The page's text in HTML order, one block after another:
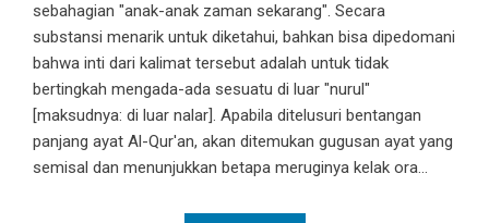
sebahagian "anak-anak zaman sekarang". Secara
substansi menarik untuk diketahui, bahkan bisa dipedomani
bahwa inti dari kalimat tersebut adalah untuk tidak
bertingkah mengada-ada sesuatu di luar "nurul"
[maksudnya: di luar nalar]. Apabila ditelusuri bentangan
panjang ayat Al-Qur'an, akan ditemukan gugusan ayat yang
semisal dan menunjukkan betapa meruginya kelak ora...